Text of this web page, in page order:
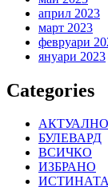
април 2023
март 2023
февруари
януари 2023
Categories
АКТУАЛНО
БУЛЕВАРД
ВСИЧКО
ИЗБРАНО